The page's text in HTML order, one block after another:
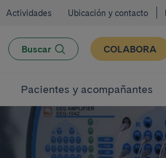
Actividades Ubicación y contacto
Buscar COLABORA
Pacientes y acompañantes